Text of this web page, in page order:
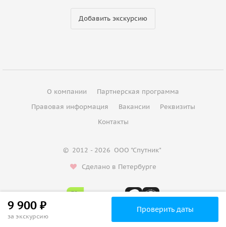
9 900 ₽
за экскурсию
Проверить даты
Добавить экскурсию
О компании
Партнерская программа
Правовая информация
Вакансии
Реквизиты
Контакты
© 2012 - 2026 ООО "Спутник"
Сделано в Петербурге